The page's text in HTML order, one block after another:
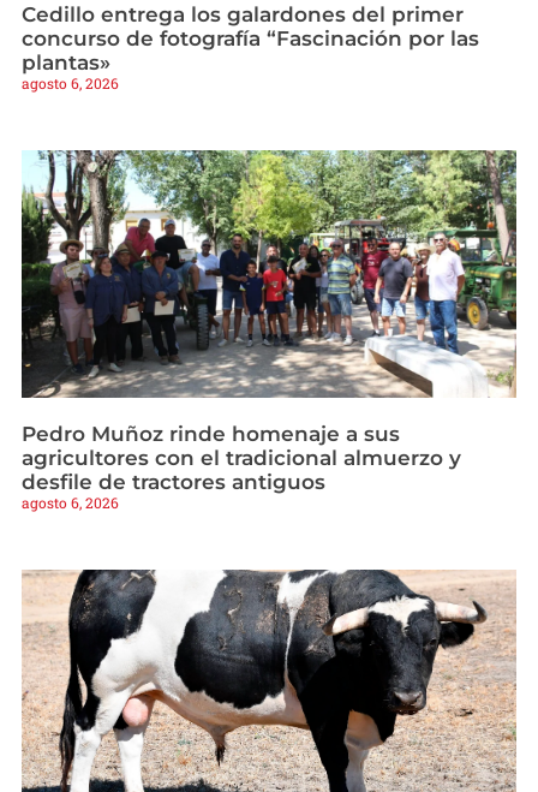
Cedillo entrega los galardones del primer
concurso de fotografía “Fascinación por las
plantas»
agosto 6, 2026
Pedro Muñoz rinde homenaje a sus
agricultores con el tradicional almuerzo y
desfile de tractores antiguos
agosto 6, 2026